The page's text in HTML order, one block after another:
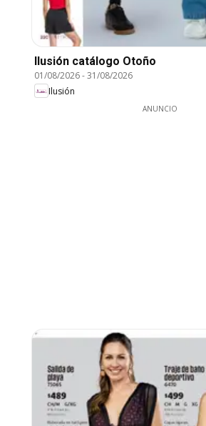
Ilusión catálogo Otoño
01/08/2026-31/08/2026
Ilusión
ANUNCIO